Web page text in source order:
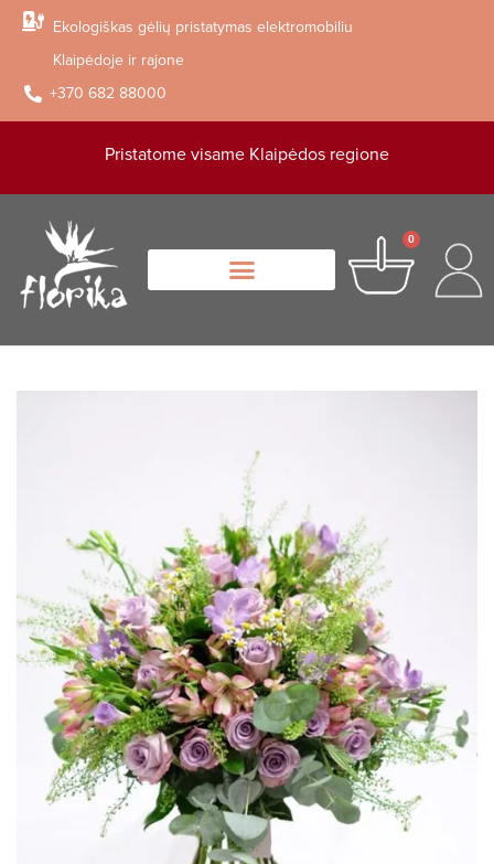
Ekologiškas gėlių pristatymas elektromobiliu
Klaipėdoje ir rajone
+370 682 88000
Pristatome visame Klaipėdos regione
0